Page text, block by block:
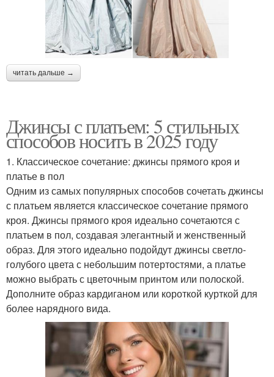
читать дальше →
Джинсы с платьем: 5 стильных
способов носить в 2025 году
1. Классическое сочетание: джинсы прямого кроя и
платье в пол
Одним из самых популярных способов сочетать джинсы
с платьем является классическое сочетание прямого
кроя. Джинсы прямого кроя идеально сочетаются с
платьем в пол, создавая элегантный и женственный
образ. Для этого идеально подойдут джинсы светло-
голубого цвета с небольшим потертостями, а платье
можно выбрать с цветочным принтом или полоской.
Дополните образ кардиганом или короткой курткой для
более нарядного вида.